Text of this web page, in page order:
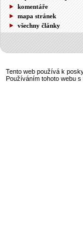
komentáře
mapa stránek
všechny články
Tento web používá k
Používáním tohoto webu s